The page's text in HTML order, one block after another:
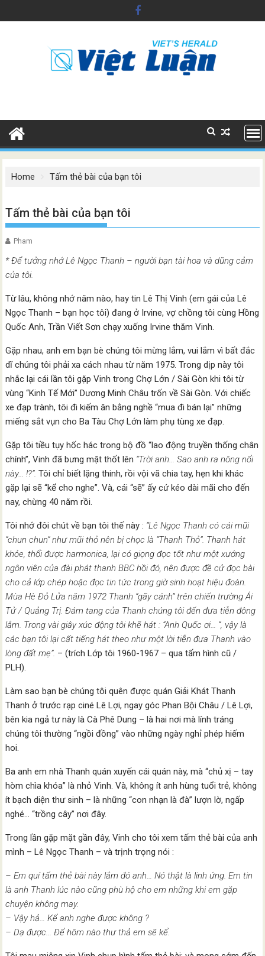
to
Home Tấm thẻ bài của bạn tôi
Tấm thẻ bài của bạn tôi
Pham
* Để tưởng nhớ Lê Ngọc Thanh – người bạn tài hoa và dũng cảm
của tôi.
Từ lâu, không nhớ năm nào, hay tin Lê Thị Vinh (em gái của Lê
Ngọc Thanh – bạn học tôi) đang ở Irvine, vợ chồng tôi cùng Hồng
Quốc Anh, Trần Viết Sơn chạy xuống Irvine thăm Vinh.
Gặp nhau, anh em bạn bè chúng tôi mừng lắm, vui lắm vì bất đắc
dĩ chúng tôi phải xa cách nhau từ năm 1975. Trong dịp này tôi
nhắc lại cái lần tôi gặp Vinh trong Chợ Lớn / Sài Gòn khi tôi từ
vùng “Kinh Tế Mới” Dương Minh Châu trốn về Sài Gòn. Với chiếc
xe đạp trành, tôi đi kiếm ăn bằng nghề “mua đi bán lại” những
miếng sắt vụn cho Ba Tàu Chợ Lớn làm phụ tùng xe đạp.
Gặp tôi tiều tụy hốc hác trong bộ đồ “lao động truyền thống chân
chính”, Vinh đã bưng mặt thốt lên “Trời anh… Sao anh ra nông nổi
này… !?”. Tôi chỉ biết lặng thinh, rồi vội vã chia tay, hẹn khi khác
gặp lại sẽ “kể cho nghe”. Và, cái “sẽ” ấy cứ kéo dài mãi cho đến
nay, chừng 40 năm rồi.
Tôi nhớ đôi chút về bạn tôi thế này : “Lê Ngọc Thanh có cái mũi
“chun chun” như mũi thỏ nên bị chọc là “Thanh Thỏ”. Thanh hát
khỏe, thổi được harmonica, lại có giọng đọc tốt như một xướng
ngôn viên của đài phát thanh BBC hồi đó, nên được đề cử đọc bài
cho cả lớp chép hoặc đọc tin tức trong giờ sinh hoạt hiệu đoàn.
Mùa Hè Đỏ Lửa năm 1972 Thanh “gãy cánh” trên chiến trường Ái
Tử / Quảng Trị. Đám tang của Thanh chúng tôi đến đưa tiễn đông
lắm. Trong vài giây xúc động tôi khẽ hát : “Anh Quốc ơi… “, vậy là
các bạn tôi lại cất tiếng hát theo như một lời tiễn đưa Thanh vào
lòng đất mẹ”. – (trích Lớp tôi 1960-1967 – qua tấm hình cũ /
PLH).
Làm sao bạn bè chúng tôi quên được quán Giải Khát Thanh
Thanh ở trước rạp ciné Lê Lợi, ngay góc Phan Bội Châu / Lê Lợi,
bên kia ngả tư này là Cà Phê Dung – là hai nơi mà lính tráng
chúng tôi thường “ngồi đồng” vào những ngày nghỉ phép hiếm
hoi.
Ba anh em nhà Thanh quán xuyến cái quán này, mà “chủ xị – tay
hòm chìa khóa” là nhỏ Vinh. Và, không ít anh hùng tuổi trẻ, không
ít bạch diện thư sinh – là những “con nhạn là đà” lượn lờ, ngấp
nghé… “trồng cây” nơi đây.
Trong lần gặp mặt gần đây, Vinh cho tôi xem tấm thẻ bài của anh
mình – Lê Ngọc Thanh – và trịnh trọng nói :
– Em quí tấm thẻ bài này lắm đó anh… Nó thật là linh ứng. Em tin
là anh Thanh lúc nào cũng phù hộ cho em những khi em gặp
chuyện không may.
– Vậy hả… Kể anh nghe được không ?
– Dạ được… Để hôm nào thư thả em sẽ kể.